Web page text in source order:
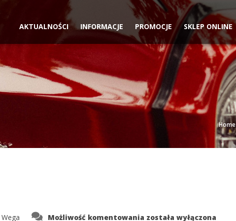
AKTUALNOŚCI INFORMACJE PROMOCJE SKLEP ONLINE
Home
Wega Możliwość komentowania 12
została wyłączona